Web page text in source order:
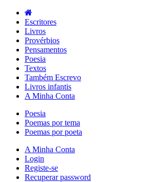
Escritores
Livros
Provérbios
Pensamentos
Poesia
Textos
Também Escrevo
Livros infantis
A Minha Conta
Poesia
Poemas por tema
Poemas por poeta
A Minha Conta
Login
Registe-se
Recuperar password